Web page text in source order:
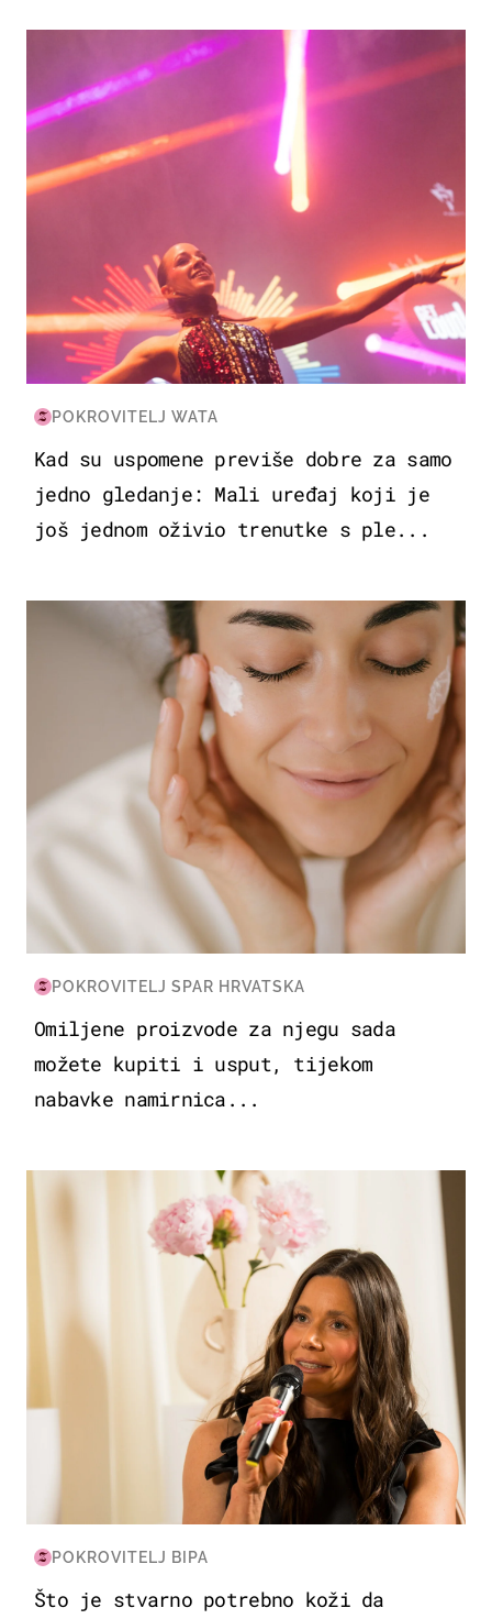
KULTURA & ZABAVA
POKROVITELJ WATA
Kad su uspomene previše dobre za samo
jedno gledanje: Mali uređaj koji je
još jednom oživio trenutke s ple...
MODA & LJEPOTA
POKROVITELJ SPAR HRVATSKA
Omiljene proizvode za njegu sada
možete kupiti i usput, tijekom
nabavke namirnica...
MODA & LJEPOTA
POKROVITELJ BIPA
Što je stvarno potrebno koži da